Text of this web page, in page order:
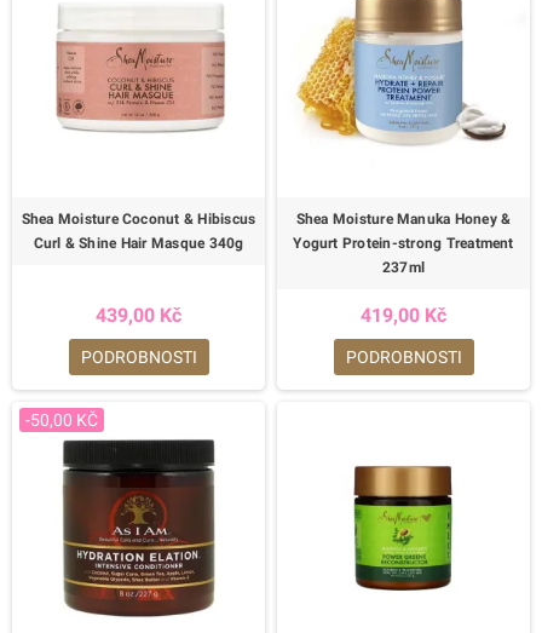
Shea Moisture Coconut & Hibiscus
Curl & Shine Hair Masque 340g
439,00 Kč
PODROBNOSTI
Shea Moisture Manuka Honey &
Yogurt Protein-strong Treatment
237ml
419,00 Kč
PODROBNOSTI
-50,00 KČ